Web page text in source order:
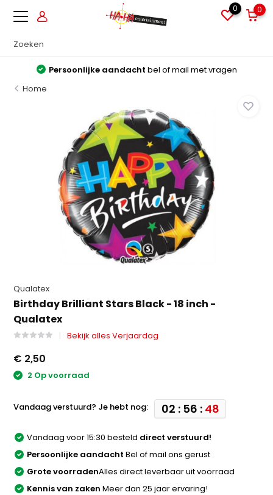
0 0
Persoonlijke aandacht bel of mail met vragen
Home
Qualatex
Birthday Brilliant Stars Black - 18 inch -
Qualatex
Bekijk alles Verjaardag
€ 2,50
2 Op voorraad
Vandaag verstuurd? Je hebt nog: 02 : 56 : 48
Vandaag voor 15:30 besteld direct verstuurd!
Persoonlijke aandacht Bel of mail ons gerust
Grote voorradenAlles direct leverbaar uit voorraad
Kennis van zaken Meer dan 25 jaar ervaring!